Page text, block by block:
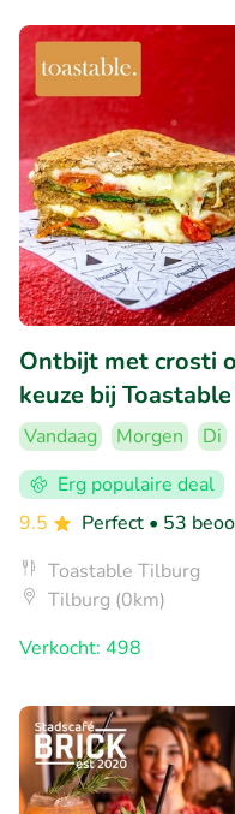
Ontbijt met crosti
keuze bij
Vandaag Morgen Di
Erg populaire deal
9.5
Perfect • 53
Toastable Tilburg
Tilburg (0km)
Verkocht: 498